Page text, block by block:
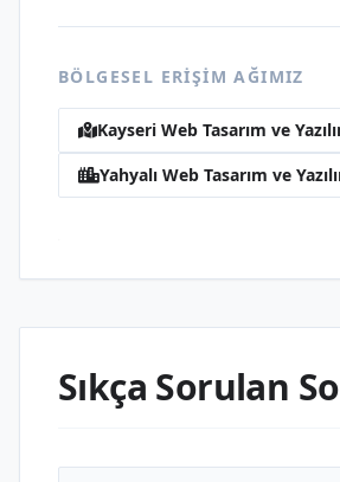
BÖLGESEL ERIŞIM AĞIMIZ
Kayseri Web Tasarım ve
Yahyalı Web Tasarım ve
Sıkça Sorulan